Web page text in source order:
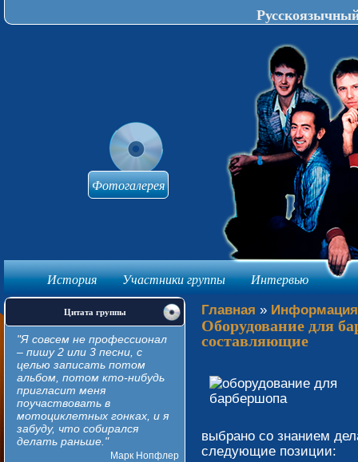
История Участники группы
Интервью
knijki-avtomat
Фотогалерея
Цитата группы
"Я совсем не профессионал
– пишу 2 или 3 песни, с
целью записать потом
альбом, потом кто-нибудь
пригласит меня
поучаствовать в
мотоциклетных гонках, и я
забуду, что собирался
делать раньше."
Марк Нопфлер
Главная » Информация
Оборудование для
составляющие
выбрано со знанием
следующие позиции: